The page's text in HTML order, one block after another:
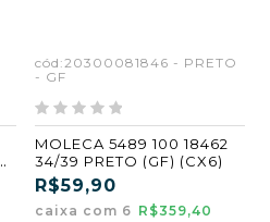
cód:20300081846 - PRETO
- GF
MOLECA 5489 100 18462
34/39 PRETO (GF) (CX6)
R$59,90
caixa com 6 R$359,40